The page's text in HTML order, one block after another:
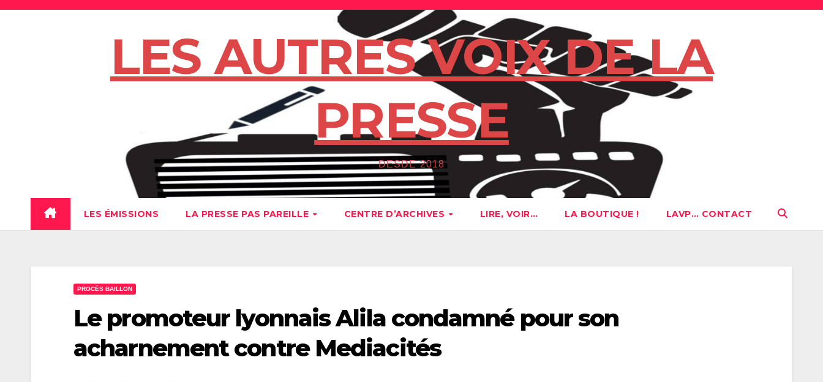
Skip
LES AUTRES VOIX DE LA
PRESSE
DESDE 2018
LES ÉMISSIONS LA PRESSE PAS PAREILLE CENTRE D’ARCHIVES LIRE, VOIR… LA BOUTIQUE ! LAVP… CONTACT
PROCÈS BAILLON
Le promoteur lyonnais Alila condamné pour son
acharnement contre Mediacités